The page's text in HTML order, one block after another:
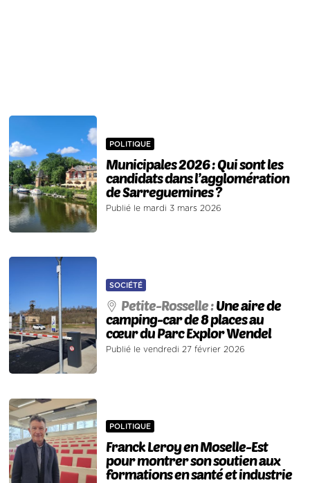
POLITIQUE
Municipales 2026 : Qui sont les
candidats dans l’agglomération
de Sarreguemines ?
Publié le mardi 3 mars 2026
SOCIÉTÉ
Petite-Rosselle :Une aire de
camping-car de 8 places au
cœur du Parc Explor Wendel
Publié le vendredi 27 février 2026
POLITIQUE
Franck Leroy en Moselle-Est
pour montrer son soutien aux
formations en santé et industrie